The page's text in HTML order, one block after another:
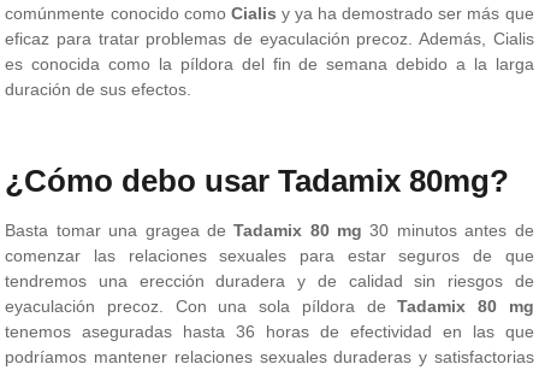
comúnmente conocido como Cialis y ya ha demostrado ser más que
eficaz para tratar problemas de eyaculación precoz. Además, Cialis
es conocida como la píldora del fin de semana debido a la larga
duración de sus efectos.
¿Cómo debo usar Tadamix 80mg?
Basta tomar una gragea deTadamix 80 mg 30 minutos antes de
comenzar las relaciones sexuales para estar seguros de que
tendremos una erección duradera y de calidad sin riesgos de
eyaculación precoz. Con una sola píldora deTadamix 80 mg
tenemos aseguradas hasta 36 horas de efectividad en las que
podríamos mantener relaciones sexuales duraderas y satisfactorias